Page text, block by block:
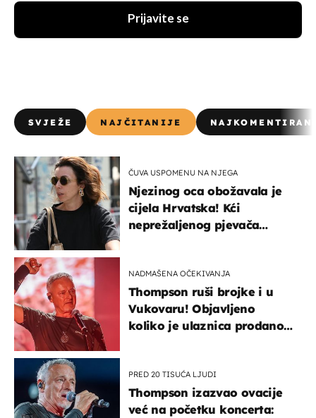
Prijavite se
SVJEŽE NAJČITANIJE
ČUVA USPOMENU NA NJEGA
Njezinog oca obožavala je
cijela Hrvatska! Kći
neprežaljenog pjevača
NADMAŠENA OČEKIVANJA
Thompson ruši brojke i u
Vukovaru! Objavljeno
koliko je ulaznica prodano
PRED 20 TISUĆA LJUDI
Thompson izazvao ovacije
već na početku koncerta: